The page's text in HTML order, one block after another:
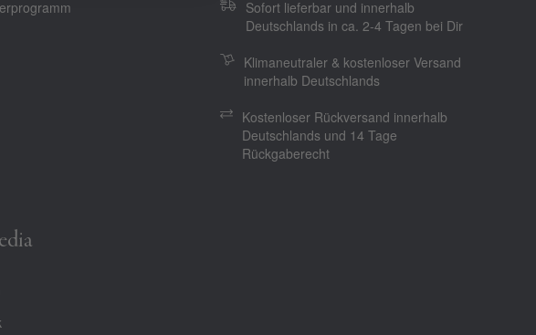
Sofort lieferbar und innerhalb
Deutschlands in ca. 2-4 Tagen bei Dir
Klimaneutraler & kostenloser Versand
innerhalb Deutschlands
Kostenloser Rückversand innerhalb
Deutschlands und 14 Tage
Rückgaberecht